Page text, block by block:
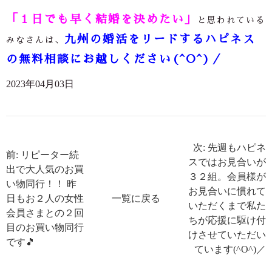
「１日でも早く結婚を決めたい」 と思われている
みなさんは、 九州の婚活をリードするハピネス
の無料相談にお越しください(^O^)／
2023年04月03日
前: リピーター続
出で大人気のお買
い物同行！！ 昨
日もお２人の女性
会員さまとの２回
目のお買い物同行
です🎵
一覧に戻る
次: 先週もハピネ
スではお見合いが
３２組。会員様が
お見合いに慣れて
いただくまで私た
ちが応援に駆け付
けさせていただい
ています(^O^)／